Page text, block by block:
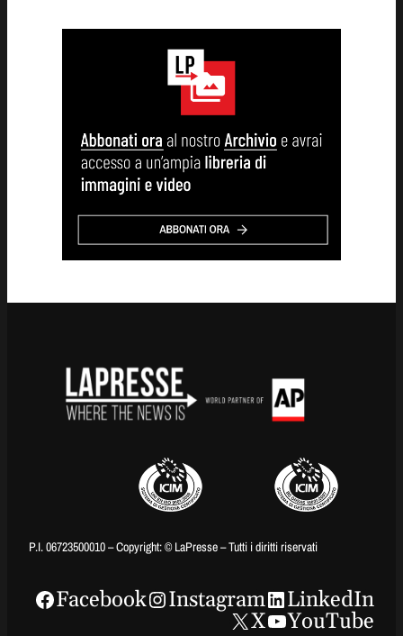
P.I. 06723500010 – Copyright: © LaPresse – Tutti i diritti riservati
Facebook Instagram
LinkedIn
X
YouTube